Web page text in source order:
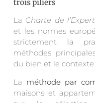
trois piliers
La Charte de
et les normes
strictement la
méthodes
du bien et le contexte
La méthode par
maisons et